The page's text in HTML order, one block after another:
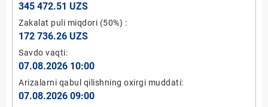
345 472.51 UZS
Zakalat puli miqdori (50%) :
172 736.26 UZS
Savdo vaqti:
07.08.2026 10:00
Arizalarni qabul qilishning oxirgi muddati:
07.08.2026 09:00